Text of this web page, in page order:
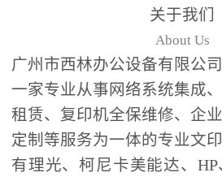
关于我们
About Us
广州市西林办公设备有限公
一家专业从事网络系统集成
租赁、复印机全保维修、企
定制等服务为一体的专业文
有理光、柯尼卡美能达、